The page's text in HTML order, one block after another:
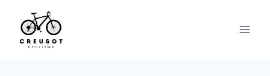
content